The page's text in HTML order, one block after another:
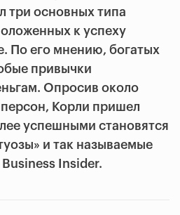
три основных типа
к успеху
По его мнению, богатых
привычки
Опросив около
Корли пришел
успешными становятся
и так называемые
Business Insider.